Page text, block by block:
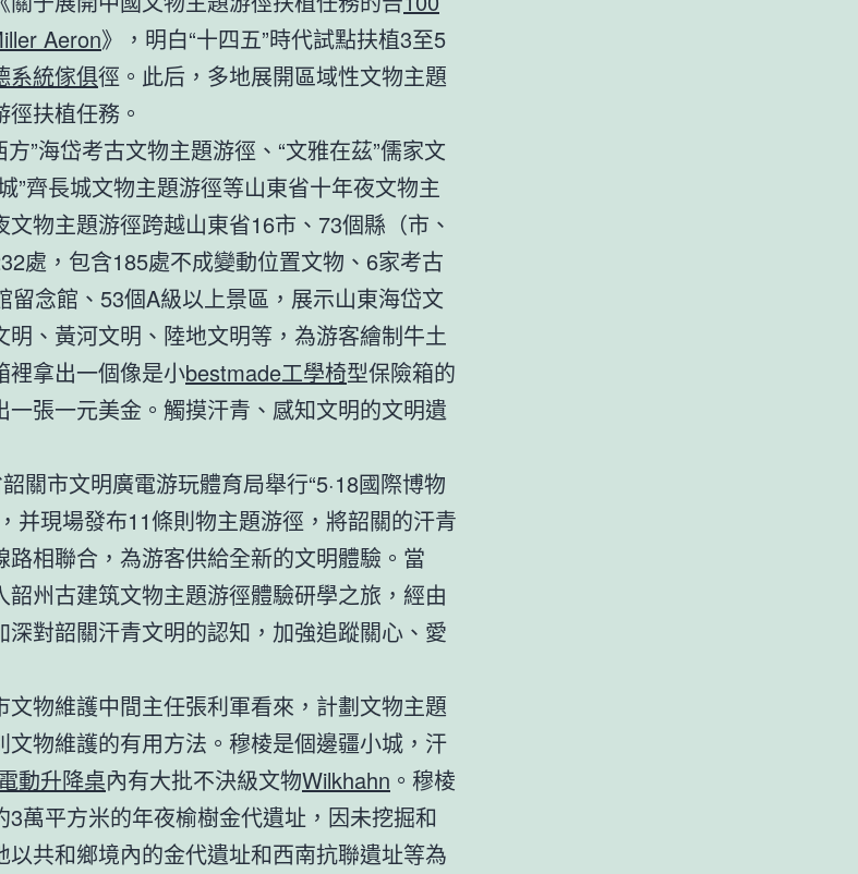
Aeron》，明白“十四五”時代試點扶植3至5
系統傢俱徑。此后，多地展開區域性文物主題
扶植任務。
海岱考古文物主題游徑、“文雅在茲”儒家文
”齊長城文物主題游徑等山東省十年夜文物主
物主題游徑跨越山東省16市、73個縣（市、
處，包含185處不成變動位置文物、6家考古
留念館、53個A級以上景區，展示山東海岱文
明、黃河文明、陸地文明等，為游客繪制牛土
裡拿出一個像是小bestmade工學椅型保險箱的
一張一元美金。觸摸汗青、感知文明的文明遺
市文明廣電游玩體育局舉行“5·18國際博物
并現場發布11條則物主題游徑，將韶關的汗青
路相聯合，為游客供給全新的文明體驗。當
韶州古建筑文物主題游徑體驗研學之旅，經由
深對韶關汗青文明的認知，加強追蹤關心、愛
物維護中間主任張利軍看來，計劃文物主題
文物維護的有用方法。穆棱是個邊疆小城，汗
動升降桌內有大批不決級文物Wilkhahn 。穆棱
3萬平方米的年夜榆樹金代遺址，因未挖掘和
以共和鄉境內的金代遺址和西南抗聯遺址等為